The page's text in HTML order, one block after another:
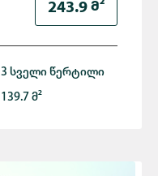
243.9 Მ²
3 სველი წერტილი
139.7 მ²